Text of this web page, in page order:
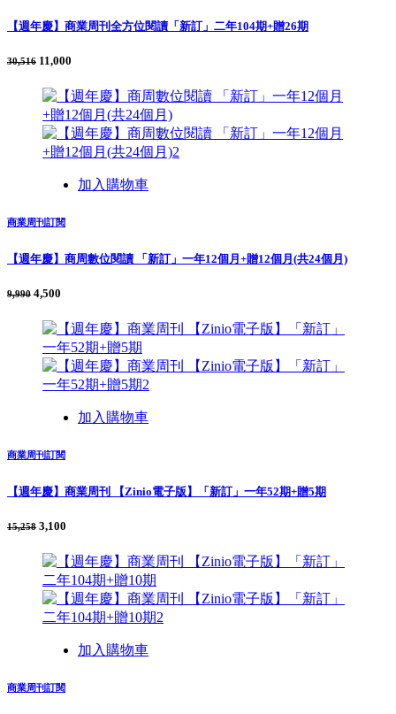
【週年慶】商業周刊全方位閱讀「新訂」二年104期+贈26期
30,516 11,000
加入購物車
商業周刊訂閱
【週年慶】商周數位閱讀 「新訂」一年12個月+贈12個月(共24個月)
9,990 4,500
加入購物車
商業周刊訂閱
【週年慶】商業周刊 【Zinio電子版】「新訂」一年52期+贈5期
15,258 3,100
加入購物車
商業周刊訂閱